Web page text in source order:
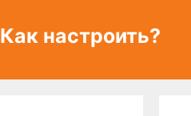
Как настроить?